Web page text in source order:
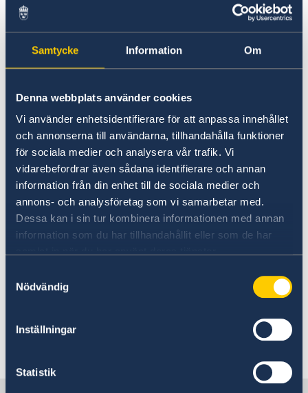
Samtycke Information Om
Denna webbplats använder cookies
Vi använder enhetsidentifierare för att anpassa innehållet
och annonserna till användarna, tillhandahålla funktioner
för sociala medier och analysera vår trafik. Vi
vidarebefordrar även sådana identifierare och annan
information från din enhet till de sociala medier och
annons- och analysföretag som vi samarbetar med.
Dessa kan i sin tur kombinera informationen med annan
information som du har tillhandahållit eller som de har
Nödvändig
Inställningar
Statistik
Försäkringsskydd
Det är viktigt att du är rätt försäkrad innan du
påbörjar resan till Grenada, eller har
hemförsäkring. Med reseförsäkring kan du få
hjälp om du blir sjuk, skadad eller behöver
sjuktransport till Sverige.
De bättre sjukhusen tar inte emot allvarligt
skadade eller insjuknade personer utan
förhandsbetalning eller täckande försäkring.
Vid olycksfall ska du, eller en medresenär,
försäkringen. Vården inleds ofta inte förrän
sjukhuset fått en försäkran från